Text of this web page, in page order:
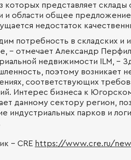
которых представляет
и области общее предложение
недостаток
потребность в складских и
- отмечает Александр
недвижимости ILM, –
поэтому возникает
соответствующих
Интерес бизнеса к
данному сектору регион,
индустриальных парков и
- CRE https://www.cre.ru/